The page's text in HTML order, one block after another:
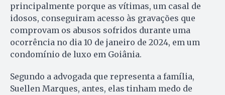
principalmente porque as vítimas, um casal de
idosos, conseguiram acesso às gravações que
comprovam os abusos sofridos durante uma
ocorrência no dia 10 de janeiro de 2024, em um
condomínio de luxo em Goiânia.
Segundo a advogada que representa a família,
Suellen Marques, antes, elas tinham medo de